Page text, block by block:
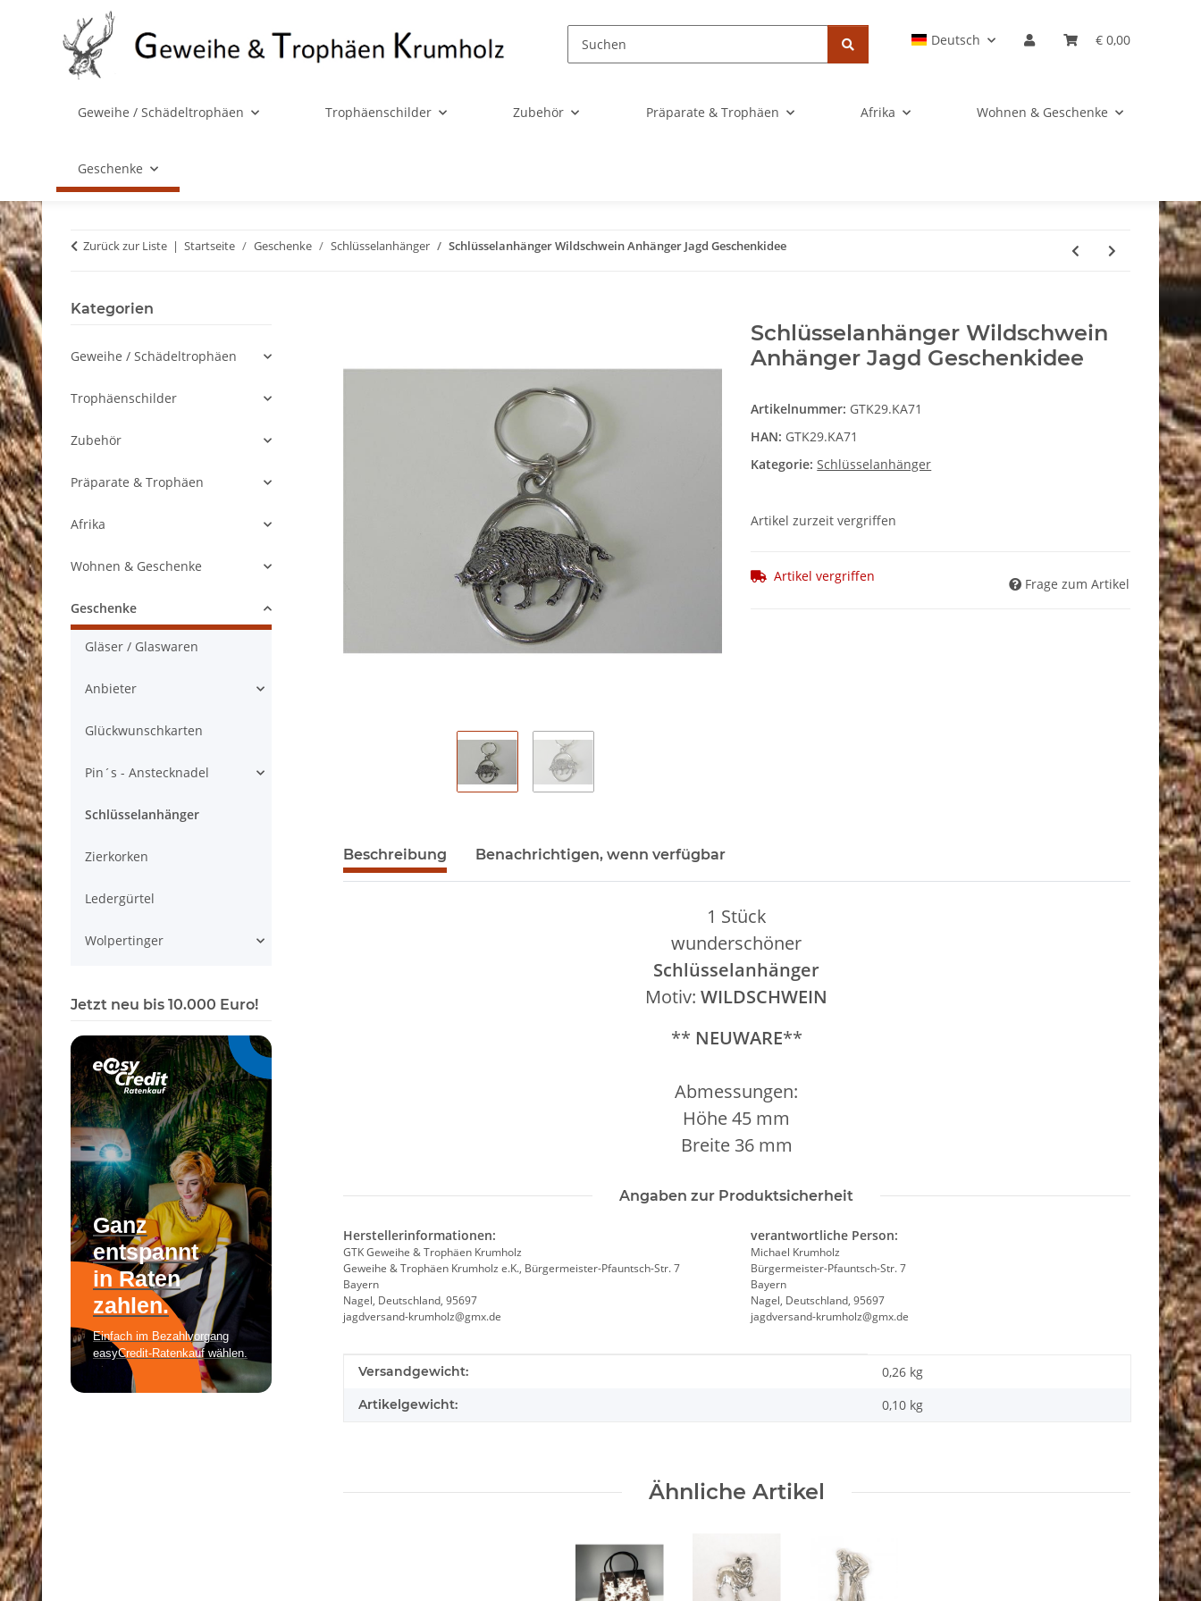
Deutsch € 0,00
Geweihe / Schädeltrophäen Trophäenschilder Zubehör Präparate & Trophäen Afrika Wohnen & Geschenke
Geschenke
Zurück zur Liste Startseite Geschenke Schlüsselanhänger Schlüsselanhänger Wildschwein Anhänger Jagd Geschenkidee
Schlüsselanhänger Wildschwein
Anhänger Jagd Geschenkidee
Artikelnummer: GTK29.KA71
HAN: GTK29.KA71
Kategorie:Schlüsselanhänger
Artikel zurzeit vergriffen
Artikel vergriffen Frage zum Artikel
Beschreibung Benachrichtigen, wenn verfügbar
1 Stück
wunderschöner
Schlüsselanhänger
Motiv:WILDSCHWEIN
** NEUWARE**
Abmessungen:
Höhe 45 mm
Breite 36 mm
Angaben zur Produktsicherheit
Herstellerinformationen:
GTK Geweihe & Trophäen Krumholz
Geweihe & Trophäen Krumholz e.K., Bürgermeister-Pfauntsch-Str. 7
Bayern
Nagel, Deutschland, 95697
jagdversand-krumholz@gmx.de
verantwortliche Person:
Michael Krumholz
Bürgermeister-Pfauntsch-Str. 7
Bayern
Nagel, Deutschland, 95697
jagdversand-krumholz@gmx.de
Produkteigenschaft
Wert
Versandgewicht: 0,26 kg
Artikelgewicht: 0,10 kg
Ähnliche Artikel
Kategorien
Geweihe / Schädeltrophäen
Trophäenschilder
Zubehör
Präparate & Trophäen
Afrika
Wohnen & Geschenke
Geschenke
Gläser / Glaswaren
Anbieter
Glückwunschkarten
Pin´s - Anstecknadel
Schlüsselanhänger
Zierkorken
Ledergürtel
Wolpertinger
Jetzt neu bis 10.000 Euro!